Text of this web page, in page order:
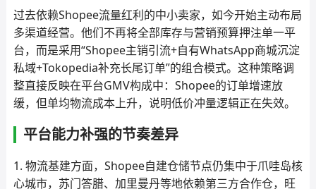
过去依赖Shopee流量红利的中小卖家，如今开始主动布局
多渠道经营。他们不再将全部库存与营销预算押注单一平
台，而是采用“Shopee主销引流+自有WhatsApp商城沉淀
私域+Tokopedia补充长尾订单”的组合模式。这种策略调
整直接反映在平台GMV构成中：Shopee的订单增速放
缓，但单均物流成本上升，说明低价冲量逻辑正在失效。
平台能力补强的节奏差异
1. 物流基建方面，Shopee自建仓储节点仍集中于爪哇岛核
心城市，苏门答腊、加里曼丹等地依赖第三方合作仓，旺